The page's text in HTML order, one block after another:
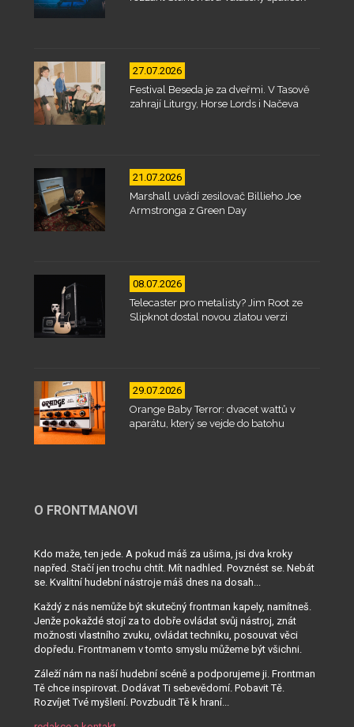
27.07.2026
Festival Beseda je za dveřmi. V Tasově
zahrají Liturgy, Horse Lords i Načeva
21.07.2026
Marshall uvádí zesilovač Billieho Joe
Armstronga z Green Day
08.07.2026
Telecaster pro metalisty? Jim Root ze
Slipknot dostal novou zlatou verzi
29.07.2026
Orange Baby Terror: dvacet wattů v
aparátu, který se vejde do batohu
O FRONTMANOVI
Kdo maže, ten jede. A pokud máš za ušima, jsi dva kroky
napřed. Stačí jen trochu chtít. Mít nadhled. Povznést se. Nebát
se. Kvalitní hudební nástroje máš dnes na dosah...
Každý z nás nemůže být skutečný frontman kapely, namítneš.
Jenže pokaždé stojí za to dobře ovládat svůj nástroj, znát
možnosti vlastního zvuku, ovládat techniku, posouvat věci
dopředu. Frontmanem v tomto smyslu můžeme být všichni.
Záleží nám na naší hudební scéně a podporujeme ji. Frontman
Tě chce inspirovat. Dodávat Ti sebevědomí. Pobavit Tě.
Rozvíjet Tvé myšlení. Povzbudit Tě k hraní...